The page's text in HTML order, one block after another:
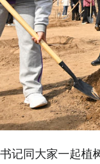
记同大家一起植树